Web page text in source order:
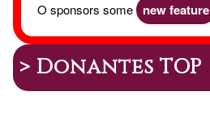
O sponsors some new feature
> Donantes TOP